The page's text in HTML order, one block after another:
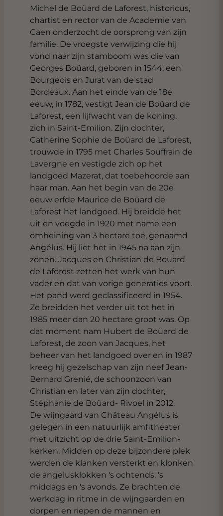
Michel de Boüard de Laforest, historicus,
chartist en rector van de Academie van
Caen onderzocht de oorsprong van zijn
familie. De vroegste verwijzing die hij
vond naar zijn stamboom was die van
Georges Boüard, geboren in 1544, een
Bourgeois en Jurat van de stad
Bordeaux. Aan het einde van de 18e
eeuw, in 1782, vestigt Jean de Boüard de
Laforest, een lijfwacht van de koning,
zich in Saint-Emilion. Zijn dochter,
Catherine Sophie de Boüard de Laforest,
trouwde in 1795 met Charles Souffrain de
Lavergne en vestigde zich op het
landgoed Mazerat, dat toebehoorde aan
haar man. Aan het begin van de 20e
eeuw erfde Maurice de Boüard de
Laforest het landgoed. Hij breidde het
uit en voegde in 1920 met name een
omheining van 3 hectare toe, genaamd
Angélus. Hij liet het in 1945 na aan zijn
zonen. Jacques en Christian de Boüard
de Laforest zetten het werk van hun
vader en dat van vorige generaties voort.
Het pand werd geclassificeerd in 1954.
Ze breidden het verder uit tot het in
1985 meer dan 20 hectare groot was. Op
dat moment nam Hubert de Boüard de
Laforest, de zoon van Jacques, het
beheer van het landgoed over en in 1987
kreeg hij gezelschap van zijn neef Jean-
Bernard Grenié, de schoonzoon van
Christian en later van zijn dochter,
Stéphanie de Boüard- Rivoel in 2012.
De wijngaard van Château Angélus is
gelegen in een natuurlijk amfitheater
met uitzicht op de drie Saint-Emilion-
kerken. Midden op deze bijzondere plek
werden de klanken versterkt en klonken
de angelusklokken 's ochtends, 's
middags en 's avonds. Ze brachten de
werkdag in ritme in de wijngaarden en
dorpen en riepen de mannen en